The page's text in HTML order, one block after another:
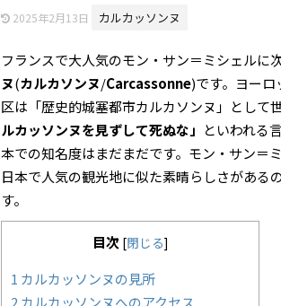
2025年2月13日 カルカッソンヌ
フランスで大人気のモン・サン＝ミシェルに
ヌ(カルカソンヌ/Carcassonne)です。ヨー
区は「歴史的城塞都市カルカソンヌ」として
ルカッソンヌを見ずして死ぬな」 といわれる
本での知名度はまだまだです。モン・サン＝
日本で人気の観光地に似た素晴らしさがある
す。
目次 [閉じる]
1 カルカッソンヌの見所
2 カルカッソンヌへのアクセス